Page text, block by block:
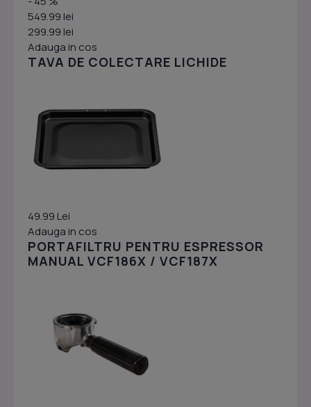
549.99 lei
299.99 lei
Adauga in cos
TAVA DE COLECTARE LICHIDE
49.99 Lei
Adauga in cos
PORTAFILTRU PENTRU ESPRESSOR
MANUAL VCF186X / VCF187X